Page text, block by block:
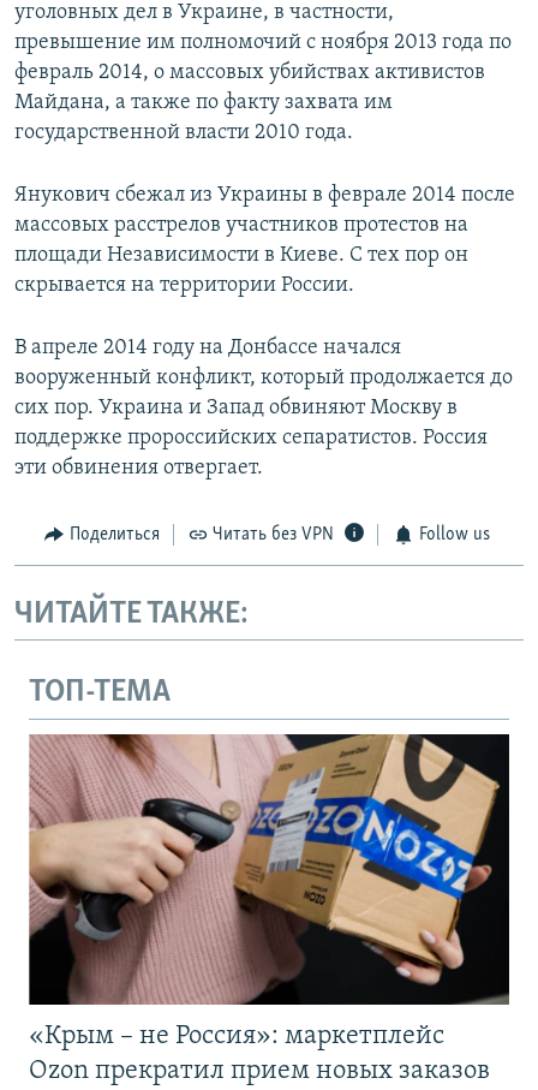
уголовных дел в Украине, в частности,
превышение им полномочий с ноября 2013 года по
февраль 2014, о массовых убийствах активистов
Майдана, а также по факту захвата им
государственной власти 2010 года.
Янукович сбежал из Украины в феврале 2014 после
массовых расстрелов участников протестов на
площади Независимости в Киеве. С тех пор он
скрывается на территории России.
В апреле 2014 году на Донбассе начался
вооруженный конфликт, который продолжается до
сих пор. Украина и Запад обвиняют Москву в
поддержке пророссийских сепаратистов. Россия
эти обвинения отвергает.
Поделиться Читать без VPN Follow us
ЧИТАЙТЕ ТАКЖЕ:
ТОП-ТЕМА
«Крым – не Россия»: маркетплейс
Ozon прекратил прием новых заказов